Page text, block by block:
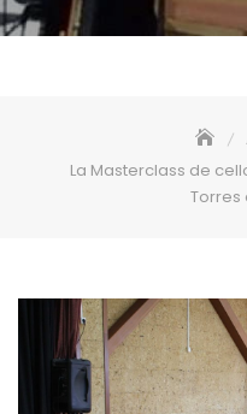
La Masterclass de
Torres